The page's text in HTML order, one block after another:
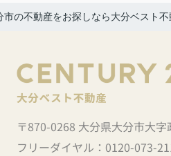
市の不動産をお探しなら大分ベスト不
〒870-0268 大分県大分市大字
フリーダイヤル： 0120-073-